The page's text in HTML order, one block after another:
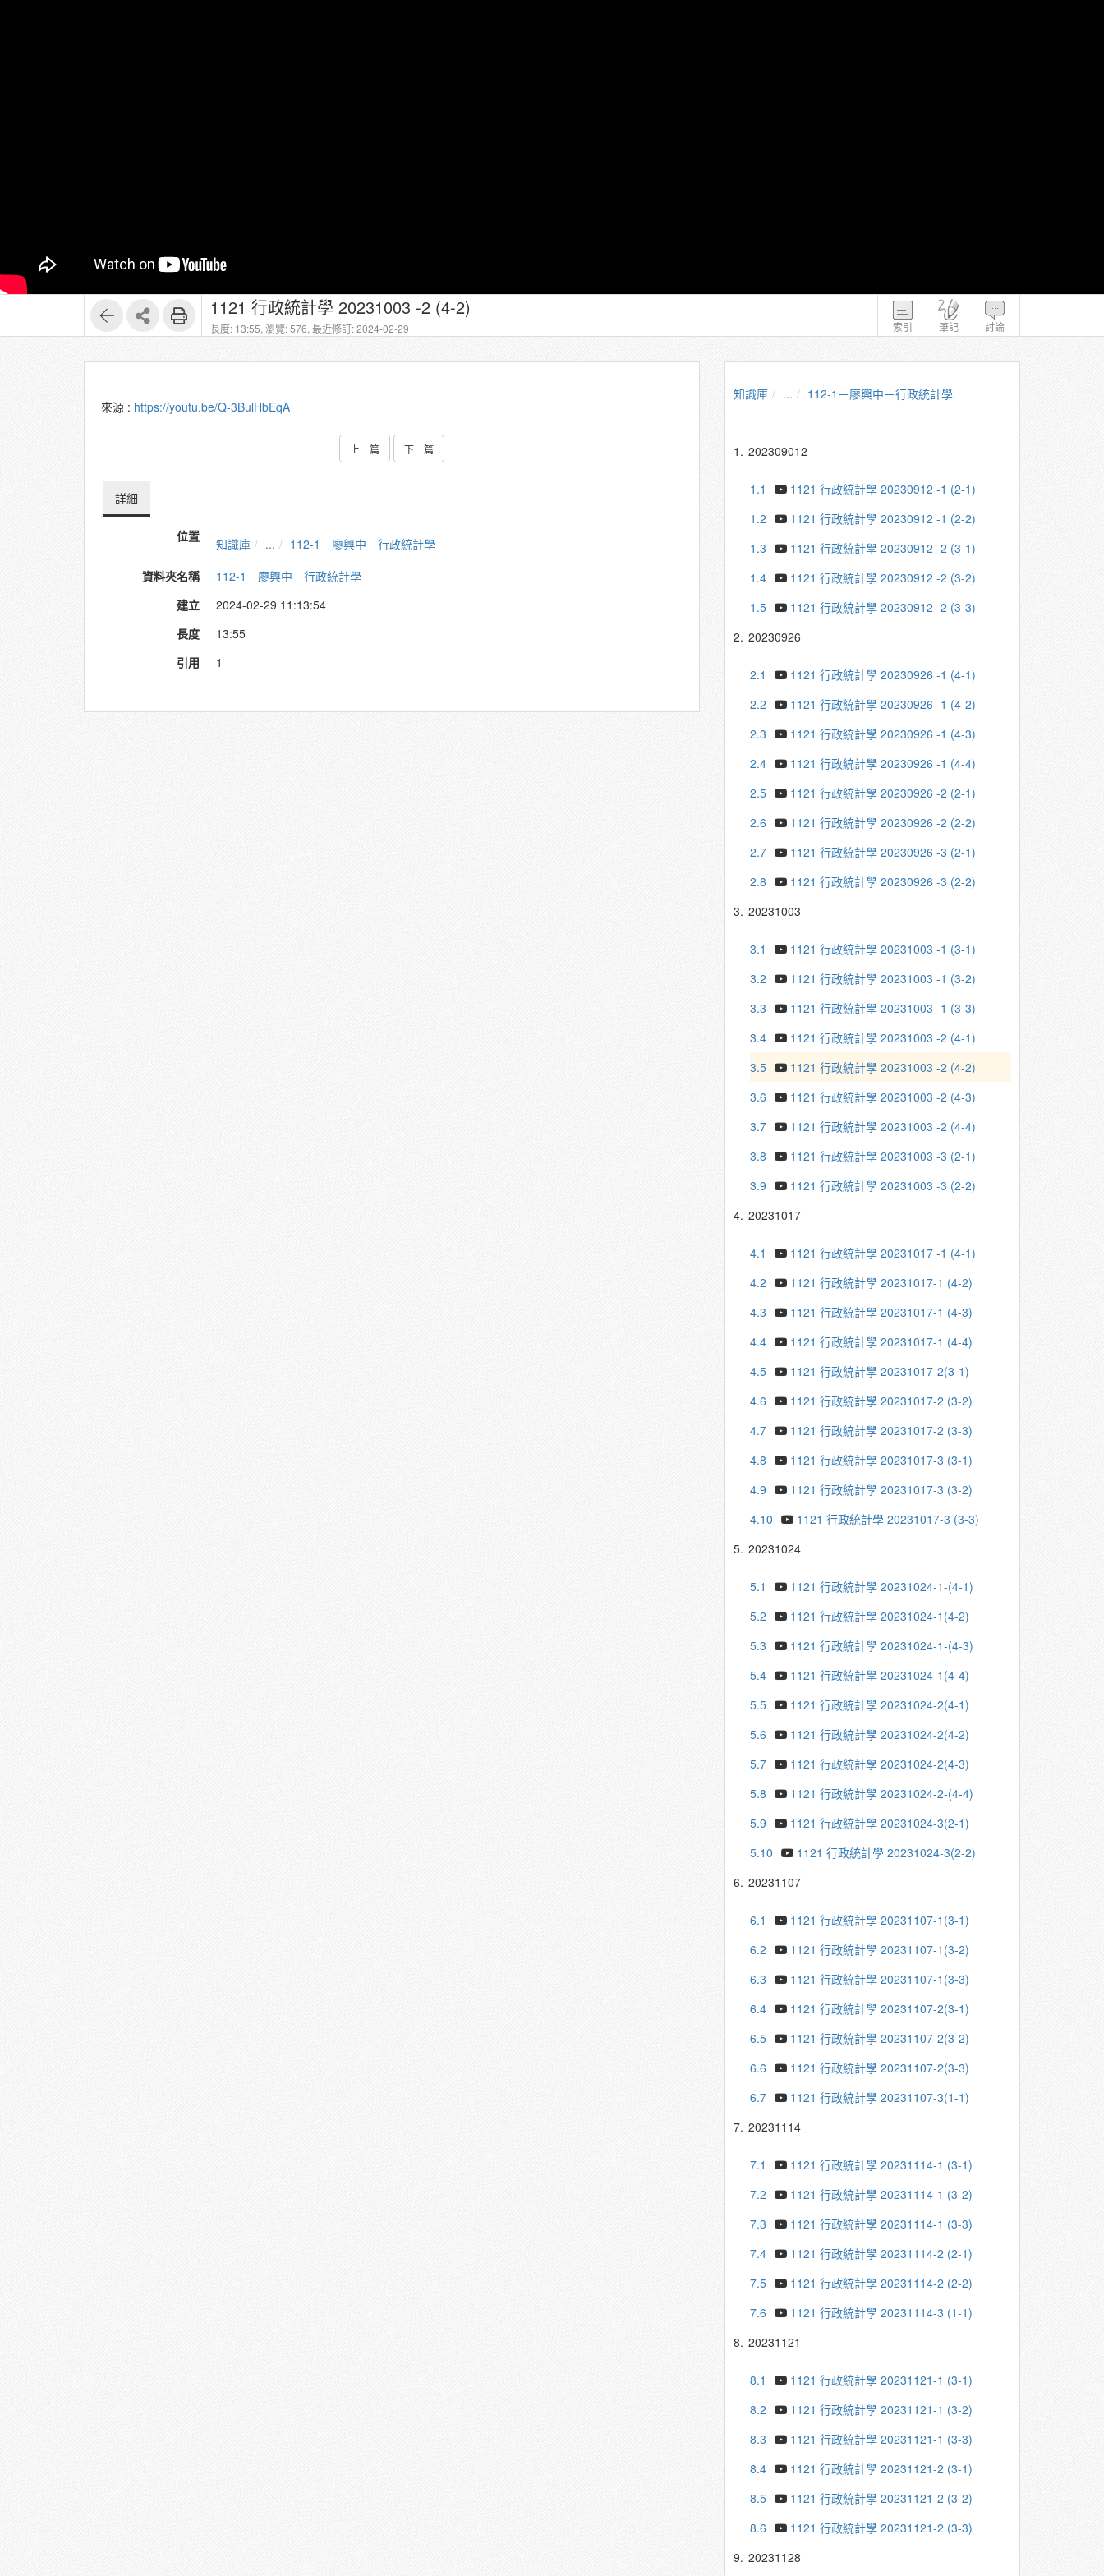
索引 筆記 討論
1121 行政統計學 20231003 -2 (4-2)
長度: 13:55, 瀏覽: 576, 最近修訂: 2024-02-29
來源 : https://youtu.be/Q-3BulHbEqA
上一篇 下一篇
詳細
位置 知識庫 ...
112-1－廖興中－行政統計學
資料夾名稱
112-1－廖興中－行政統計學
建立
2024-02-29 11:13:54
長度
13:55
引用
1
知識庫 ... 112-1－廖興中－行政統計學
1. 202309012
1.1
1121 行政統計學 20230912 -1 (2-1)
1.2
1121 行政統計學 20230912 -1 (2-2)
1.3
1121 行政統計學 20230912 -2 (3-1)
1.4
1121 行政統計學 20230912 -2 (3-2)
1.5
1121 行政統計學 20230912 -2 (3-3)
2. 20230926
2.1
1121 行政統計學 20230926 -1 (4-1)
2.2
1121 行政統計學 20230926 -1 (4-2)
2.3
1121 行政統計學 20230926 -1 (4-3)
2.4
1121 行政統計學 20230926 -1 (4-4)
2.5
1121 行政統計學 20230926 -2 (2-1)
2.6
1121 行政統計學 20230926 -2 (2-2)
2.7
1121 行政統計學 20230926 -3 (2-1)
2.8
1121 行政統計學 20230926 -3 (2-2)
3. 20231003
3.1
1121 行政統計學 20231003 -1 (3-1)
3.2
1121 行政統計學 20231003 -1 (3-2)
3.3
1121 行政統計學 20231003 -1 (3-3)
3.4
1121 行政統計學 20231003 -2 (4-1)
3.5
1121 行政統計學 20231003 -2 (4-2)
3.6
1121 行政統計學 20231003 -2 (4-3)
3.7
1121 行政統計學 20231003 -2 (4-4)
3.8
1121 行政統計學 20231003 -3 (2-1)
3.9
1121 行政統計學 20231003 -3 (2-2)
4. 20231017
4.1
1121 行政統計學 20231017 -1 (4-1)
4.2
1121 行政統計學 20231017-1 (4-2)
4.3
1121 行政統計學 20231017-1 (4-3)
4.4
1121 行政統計學 20231017-1 (4-4)
4.5
1121 行政統計學 20231017-2(3-1)
4.6
1121 行政統計學 20231017-2 (3-2)
4.7
1121 行政統計學 20231017-2 (3-3)
4.8
1121 行政統計學 20231017-3 (3-1)
4.9
1121 行政統計學 20231017-3 (3-2)
4.10
1121 行政統計學 20231017-3 (3-3)
5. 20231024
5.1
1121 行政統計學 20231024-1-(4-1)
5.2
1121 行政統計學 20231024-1(4-2)
5.3
1121 行政統計學 20231024-1-(4-3)
5.4
1121 行政統計學 20231024-1(4-4)
5.5
1121 行政統計學 20231024-2(4-1)
5.6
1121 行政統計學 20231024-2(4-2)
5.7
1121 行政統計學 20231024-2(4-3)
5.8
1121 行政統計學 20231024-2-(4-4)
5.9
1121 行政統計學 20231024-3(2-1)
5.10
1121 行政統計學 20231024-3(2-2)
6. 20231107
6.1
1121 行政統計學 20231107-1(3-1)
6.2
1121 行政統計學 20231107-1(3-2)
6.3
1121 行政統計學 20231107-1(3-3)
6.4
1121 行政統計學 20231107-2(3-1)
6.5
1121 行政統計學 20231107-2(3-2)
6.6
1121 行政統計學 20231107-2(3-3)
6.7
1121 行政統計學 20231107-3(1-1)
7. 20231114
7.1
1121 行政統計學 20231114-1 (3-1)
7.2
1121 行政統計學 20231114-1 (3-2)
7.3
1121 行政統計學 20231114-1 (3-3)
7.4
1121 行政統計學 20231114-2 (2-1)
7.5
1121 行政統計學 20231114-2 (2-2)
7.6
1121 行政統計學 20231114-3 (1-1)
8. 20231121
8.1
1121 行政統計學 20231121-1 (3-1)
8.2
1121 行政統計學 20231121-1 (3-2)
8.3
1121 行政統計學 20231121-1 (3-3)
8.4
1121 行政統計學 20231121-2 (3-1)
8.5
1121 行政統計學 20231121-2 (3-2)
8.6
1121 行政統計學 20231121-2 (3-3)
9. 20231128